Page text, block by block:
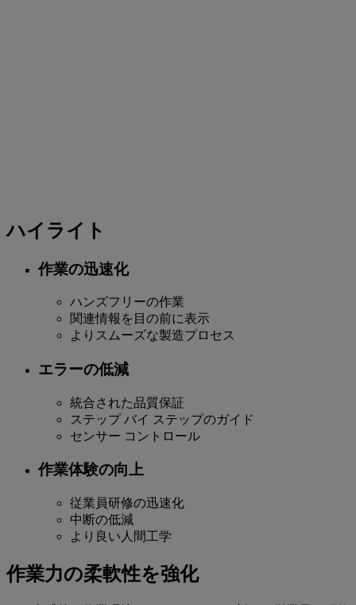
ハイライト
作業の迅速化
ハンズフリーの作業
関連情報を目の前に表示
よりスムーズな製造プロセス
エラーの低減
統合された品質保証
ステップ バイ ステップのガイド
センサー コントロール
作業体験の向上
従業員研修の迅速化
中断の低減
より良い人間工学
作業力の柔軟性を強化